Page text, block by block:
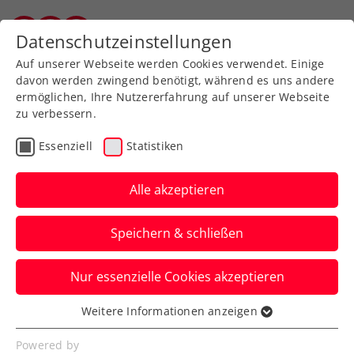
Zurück zur Newsübersicht
Davis Cup
2:0 nach Tag 2: Nur der
Regen stoppt das
Generali Austria Davis
Cup Team
Nach dem zweiten Sieg im zweiten Spiel
muss die Fortsetzung in Bad Waltersdorf
auf Sonntag vertagt werden.
Datenschutzeinstellungen
Auf unserer Webseite werden Cookies verwendet. Einige
davon werden zwingend benötigt, während es uns andere
ermöglichen, Ihre Nutzererfahrung auf unserer Webseite
zu verbessern.
Essenziell Statistiken
Alle akzeptieren
Speichern & schließen
Nur essenzielle Cookies akzeptieren
Essenziell
Essenzielle Cookies werden für grundlegende
Weitere Informationen anzeigen
Powered by